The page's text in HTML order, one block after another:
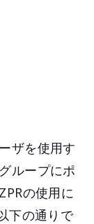
ザを使用す
ループにポ
の使用に
下の通りで